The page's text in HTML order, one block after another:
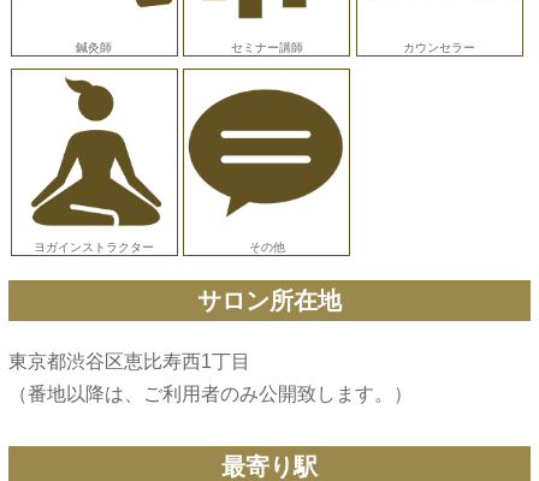
鍼灸師 セミナー講師 カウンセラー
ヨガインストラクター その他
サロン所在地
東京都渋谷区恵比寿西1丁目
（番地以降は、ご利用者のみ公開致します。）
最寄り駅